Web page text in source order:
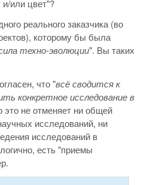
или цвет"?
реального заказчика (во
которому бы была
техно-эволюции". Вы таких
что "всё сводится к
конкретное исследование в
это не отменяет ни общей
исследований, ни
исследований в
есть "приемы